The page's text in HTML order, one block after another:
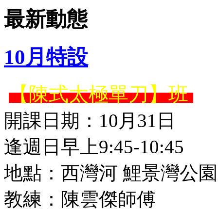
最新動態
10月特設
【陳式太極單刀】班
開課日期：10月31日
逢週日早上9:45-10:45
地點：西灣河 鯉景灣公園
教練：陳雲傑師傅